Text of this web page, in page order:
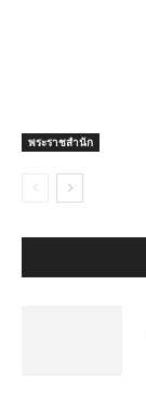
พระราชสำนัก